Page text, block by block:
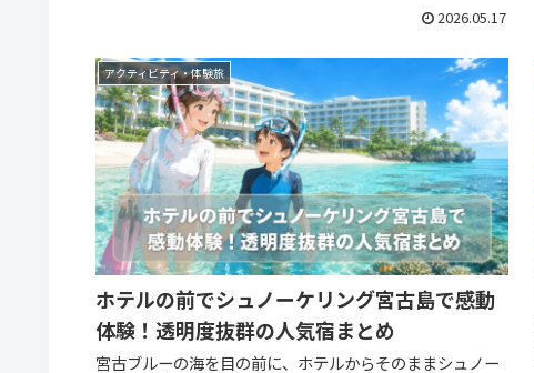
2026.05.17
アクティビティ・体験旅
ホテルの前でシュノーケリング宮古島で感動
体験！透明度抜群の人気宿まとめ
宮古ブルーの海を目の前に、ホテルからそのままシュノー